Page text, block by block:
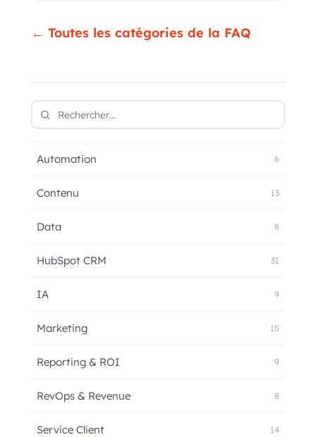
Automation 6
Contenu 13
Data 8
HubSpot CRM 31
IA 9
Marketing 15
Reporting & ROI 9
RevOps & Revenue 8
Service Client 14
← Toutes les catégories de la FAQ